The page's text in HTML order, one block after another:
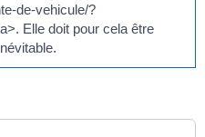
de-vehicule/?
Elle doit pour cela être